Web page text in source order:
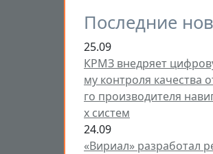
Последние
25.09
КРМЗ внедряет
му контроля качества
го производителя
х систем
24.09
«Вириал» разработал